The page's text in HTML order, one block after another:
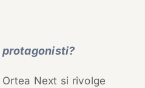
Next si rivolge